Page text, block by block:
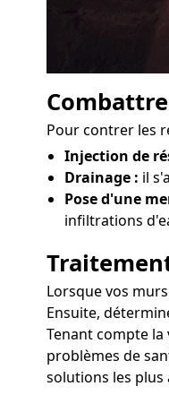
Pour contrer les
Injection de
Drainage : il
Pose d'une
infiltrations
Lorsque vos
Ensuite,
Tenant compte
problèmes de
solutions les